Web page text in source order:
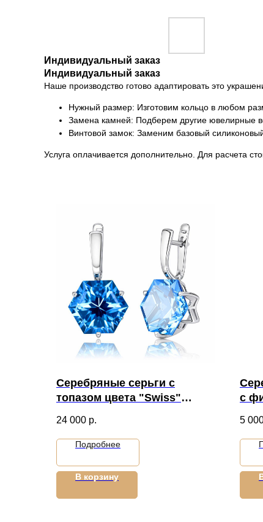
Индивидуальный заказ
Индивидуальный заказ
Наше производство готово адаптировать это
Нужный размер: Изготовим кольцо в любом
Замена камней: Подберем другие ювелирные
Винтовой замок: Заменим базовый
Услуга оплачивается дополнительно. Для расчета
Серебряные серьги с
топазом цвета "Swiss"
24 000 р.
Подробнее
В корзину
с
5